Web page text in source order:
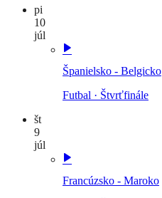
pi
10
júl
Španielsko - Belgicko
Futbal · Štvrťfinále
št
9
júl
Francúzsko - Maroko